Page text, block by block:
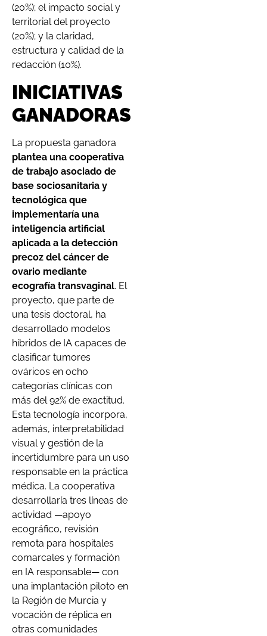
(20%); el impacto social y
territorial del proyecto
(20%); y la claridad,
estructura y calidad de la
redacción (10%).
INICIATIVAS
GANADORAS
La propuesta ganadora
plantea una cooperativa
de trabajo asociado de
base sociosanitaria y
tecnológica que
implementaría una
inteligencia artificial
aplicada a la detección
precoz del cáncer de
ovario mediante
ecografía transvaginal. El
proyecto, que parte de
una tesis doctoral, ha
desarrollado modelos
híbridos de IA capaces de
clasificar tumores
ováricos en ocho
categorías clínicas con
más del 92% de exactitud.
Esta tecnología incorpora,
además, interpretabilidad
visual y gestión de la
incertidumbre para un uso
responsable en la práctica
médica. La cooperativa
desarrollaría tres líneas de
actividad —apoyo
ecográfico, revisión
remota para hospitales
comarcales y formación
en IA responsable— con
una implantación piloto en
la Región de Murcia y
vocación de réplica en
otras comunidades